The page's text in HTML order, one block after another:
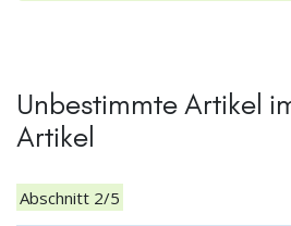
Unbestimmte Artikel
Artikel
Abschnitt 2/5